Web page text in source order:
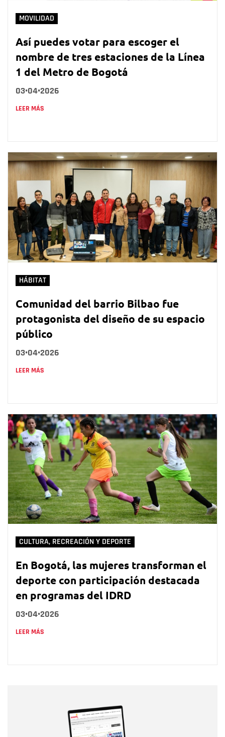
MOVILIDAD
Así puedes votar para escoger el
nombre de tres estaciones de la Línea
1 del Metro de Bogotá
03•04•2026
LEER MÁS
HÁBITAT
Comunidad del barrio Bilbao fue
protagonista del diseño de su espacio
público
03•04•2026
LEER MÁS
CULTURA, RECREACIÓN Y DEPORTE
En Bogotá, las mujeres transforman el
deporte con participación destacada
en programas del IDRD
03•04•2026
LEER MÁS
Correo electrónico